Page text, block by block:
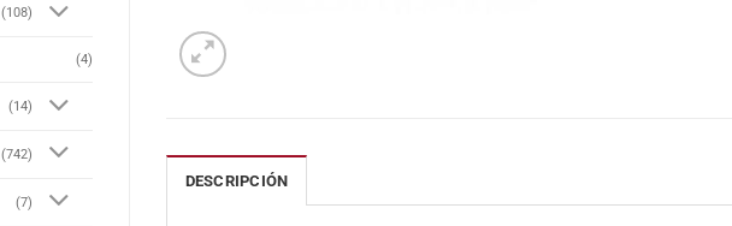
(108)
(4)
(14)
(742)
(7)
DESCRIPCIÓN